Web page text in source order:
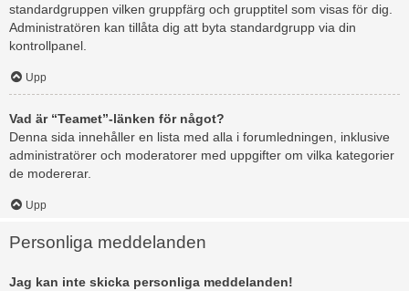
standardgruppen vilken gruppfärg och grupptitel som visas för dig.
Administratören kan tillåta dig att byta standardgrupp via din
kontrollpanel.
Upp
Vad är “Teamet”-länken för något?
Denna sida innehåller en lista med alla i forumledningen, inklusive
administratörer och moderatorer med uppgifter om vilka kategorier
de modererar.
Upp
Personliga meddelanden
Jag kan inte skicka personliga meddelanden!